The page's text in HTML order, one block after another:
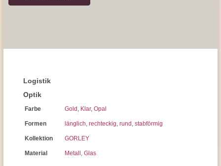
Logistik
Optik
Farbe Gold , Klar, Opal
Formen länglich, rechteckig, rund , stabförmig
Kollektion GORLEY
Material Metall , Glas